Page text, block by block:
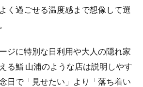
く過ごせる温度感まで想像して選
ジに特別な日利用や大人の隠れ家
る鮨 山浦のような店は説明しやす
日で「見せたい」より「落ち着い